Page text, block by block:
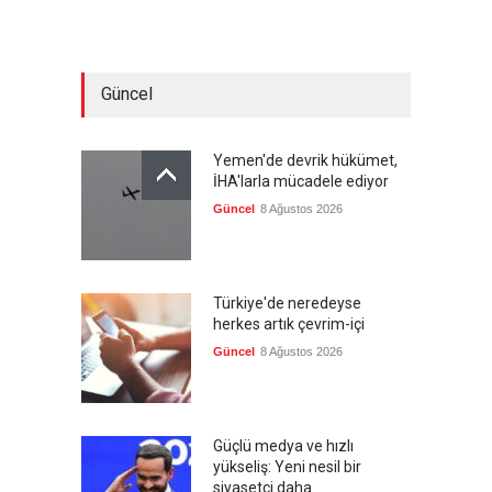
Güncel
Yemen'de devrik hükümet,
İHA'larla mücadele ediyor
Güncel 8 Ağustos 2026
Türkiye'de neredeyse
herkes artık çevrim-içi
Güncel 8 Ağustos 2026
Güçlü medya ve hızlı
yükseliş: Yeni nesil bir
siyasetçi daha